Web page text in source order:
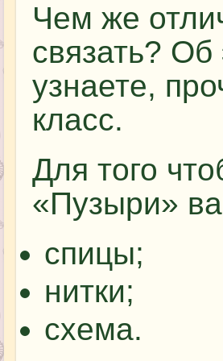
Чем же
связать?
узнаете,
класс.
Для того
«Пузыри»
спицы;
нитки;
схема.